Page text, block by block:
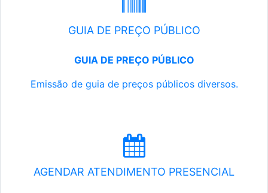
GUIA DE PREÇO PÚBLICO
GUIA DE PREÇO PÚBLICO
Emissão de guia de preços públicos diversos.
AGENDAR ATENDIMENTO PRESENCIAL